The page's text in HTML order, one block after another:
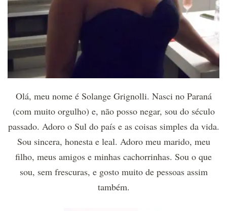
Olá, meu nome é Solange Grignolli. Nasci no Paraná
(com muito orgulho) e, não posso negar, sou do século
passado. Adoro o Sul do país e as coisas simples da vida.
Sou sincera, honesta e leal. Adoro meu marido, meu
filho, meus amigos e minhas cachorrinhas. Sou o que
sou, sem frescuras, e gosto muito de pessoas assim
também.